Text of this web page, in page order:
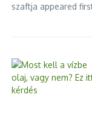
szaftja appeared